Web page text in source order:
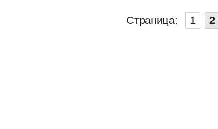
Страница: 1 2